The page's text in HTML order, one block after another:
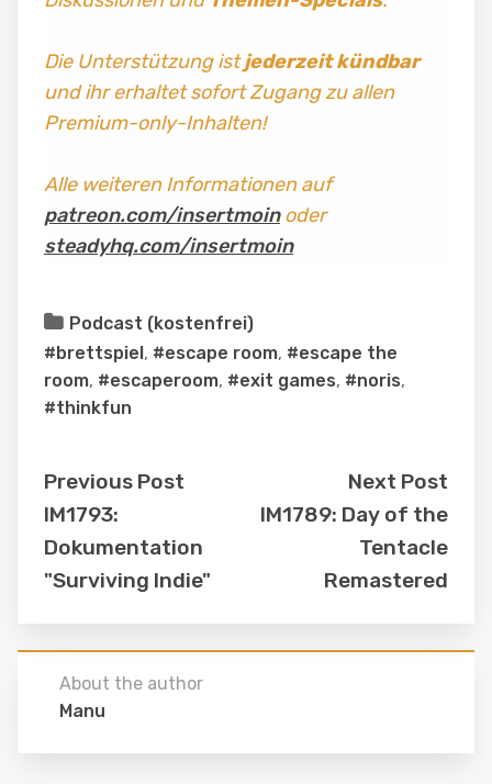
Die Unterstützung istjederzeit kündbar
und ihr erhaltet sofort Zugang zu allen
Premium-only-Inhalten!
Alle weiteren Informationen auf
patreon.com/insertmoinoder
steadyhq.com/insertmoin
Podcast (kostenfrei)
#brettspiel, #escape room, #escape the
room, #escaperoom, #exit games, #noris,
#thinkfun
Previous Post
IM1793:
Dokumentation
"Surviving Indie"
Next Post
IM1789: Day of the
Tentacle
Remastered
About the author
Manu